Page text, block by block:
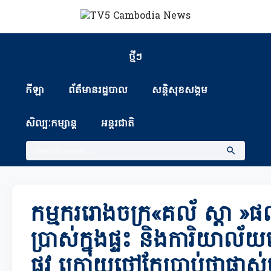
ថ្មីៗ
កីឡា ព័ត៏មានរដ្ឋបាល សន្តិសុខសង្គម
សិល្បៈកម្សាន្ត អន្តរជាតិ
កម្មកររោងចក្រ«គល័ ស្ដា »ផ
ប្រាស់ក្នុងផ្ទះ និងការិយាល័យ